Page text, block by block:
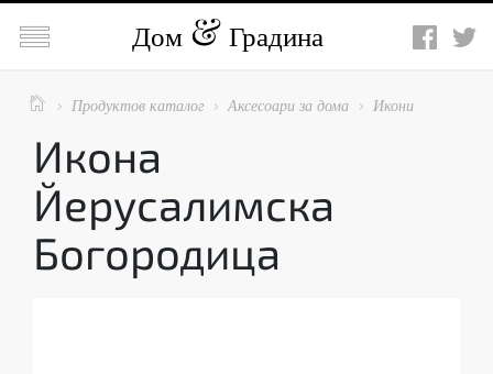
 Дом Градина
  Продуктов каталог  Аксесоари за дома  Икони
Икона
Йерусалимска
Богородица